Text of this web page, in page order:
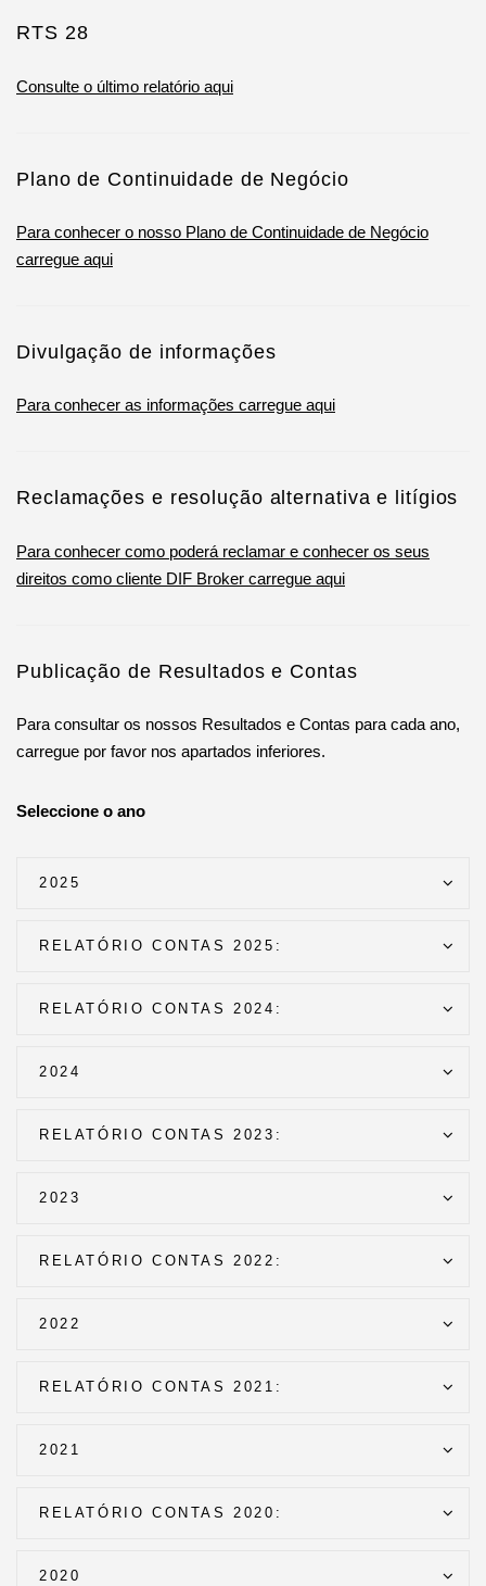
RTS 28
Consulte o último relatório aqui
Plano de Continuidade de Negócio
Para conhecer o nosso Plano de Continuidade de Negócio
carregue aqui
Divulgação de informações
Para conhecer as informações carregue aqui
Reclamações e resolução alternativa e litígios
Para conhecer como poderá reclamar e conhecer os seus
direitos como cliente DIF Broker carregue aqui
Publicação de Resultados e Contas
Para consultar os nossos Resultados e Contas para cada ano,
carregue por favor nos apartados inferiores.
Seleccione o ano
2025
RELATÓRIO CONTAS 2025:
RELATÓRIO CONTAS 2024:
2024
RELATÓRIO CONTAS 2023:
2023
RELATÓRIO CONTAS 2022:
2022
RELATÓRIO CONTAS 2021:
2021
RELATÓRIO CONTAS 2020:
2020